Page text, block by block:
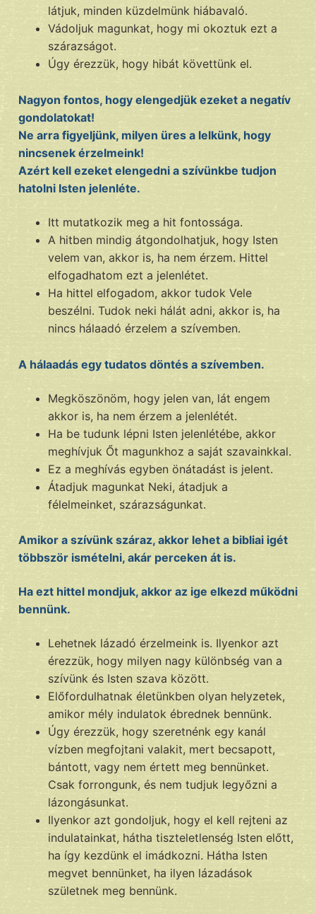
látjuk, minden küzdelmünk hiábavaló.
Vádoljuk magunkat, hogy mi okoztuk ezt a
szárazságot.
Úgy érezzük, hogy hibát követtünk el.
Nagyon fontos, hogy elengedjük ezeket a negatív
gondolatokat!
Ne arra figyeljünk, milyen üres a lelkünk, hogy
nincsenek érzelmeink!
Azért kell ezeket elengedni a szívünkbe tudjon
hatolni Isten jelenléte.
Itt mutatkozik meg a hit fontossága.
A hitben mindig átgondolhatjuk, hogy Isten
velem van, akkor is, ha nem érzem. Hittel
elfogadhatom ezt a jelenlétet.
Ha hittel elfogadom, akkor tudok Vele
beszélni. Tudok neki hálát adni, akkor is, ha
nincs hálaadó érzelem a szívemben.
A hálaadás egy tudatos döntés a szívemben.
Megköszönöm, hogy jelen van, lát engem
akkor is, ha nem érzem a jelenlétét.
Ha be tudunk lépni Isten jelenlétébe, akkor
meghívjuk Őt magunkhoz a saját szavainkkal.
Ez a meghívás egyben önátadást is jelent.
Átadjuk magunkat Neki, átadjuk a
félelmeinket, szárazságunkat.
Amikor a szívünk száraz, akkor lehet a bibliai igét
többször ismételni, akár perceken át is.
Ha ezt hittel mondjuk, akkor az ige elkezd működni
bennünk.
Lehetnek lázadó érzelmeink is. Ilyenkor azt
érezzük, hogy milyen nagy különbség van a
szívünk és Isten szava között.
Előfordulhatnak életünkben olyan helyzetek,
amikor mély indulatok ébrednek bennünk.
Úgy érezzük, hogy szeretnénk egy kanál
vízben megfojtani valakit, mert becsapott,
bántott, vagy nem értett meg bennünket.
Csak forrongunk, és nem tudjuk legyőzni a
lázongásunkat.
Ilyenkor azt gondoljuk, hogy el kell rejteni az
indulatainkat, hátha tiszteletlenség Isten előtt,
ha így kezdünk el imádkozni. Hátha Isten
megvet bennünket, ha ilyen lázadások
születnek meg bennünk.